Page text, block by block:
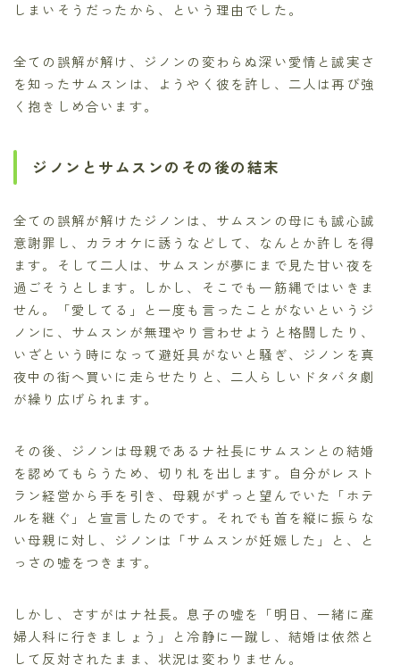
しまいそうだったから、という理由でした。
全ての誤解が解け、ジノンの変わらぬ深い愛情と誠実さ
を知ったサムスンは、ようやく彼を許し、二人は再び強
く抱きしめ合います。
ジノンとサムスンのその後の結末
全ての誤解が解けたジノンは、サムスンの母にも誠心誠
意謝罪し、カラオケに誘うなどして、なんとか許しを得
ます。そして二人は、サムスンが夢にまで見た甘い夜を
過ごそうとします。しかし、そこでも一筋縄ではいきま
せん。「愛してる」と一度も言ったことがないというジ
ノンに、サムスンが無理やり言わせようと格闘したり、
いざという時になって避妊具がないと騒ぎ、ジノンを真
夜中の街へ買いに走らせたりと、二人らしいドタバタ劇
が繰り広げられます。
その後、ジノンは母親であるナ社長にサムスンとの結婚
を認めてもらうため、切り札を出します。自分がレスト
ラン経営から手を引き、母親がずっと望んでいた「ホテ
ルを継ぐ」と宣言したのです。それでも首を縦に振らな
い母親に対し、ジノンは「サムスンが妊娠した」と、と
っさの嘘をつきます。
しかし、さすがはナ社長。息子の嘘を「明日、一緒に産
婦人科に行きましょう」と冷静に一蹴し、結婚は依然と
して反対されたまま、状況は変わりません。